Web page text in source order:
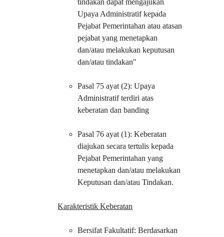
tindakan dapat mengajukan
Upaya Administratif kepada
Pejabat Pemerintahan atau atasan
pejabat yang menetapkan
dan/atau melakukan keputusan
dan/atau tindakan"
Pasal 75 ayat (2): Upaya
Administratif terdiri atas
keberatan dan banding
Pasal 76 ayat (1): Keberatan
diajukan secara tertulis kepada
Pejabat Pemerintahan yang
menetapkan dan/atau melakukan
Keputusan dan/atau Tindakan.
Karakteristik Keberatan
Bersifat Fakultatif: Berdasarkan